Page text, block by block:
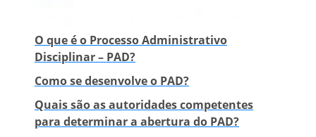
O que é o Processo Administrativo
Disciplinar – PAD?
Como se desenvolve o PAD?
Quais são as autoridades competentes
para determinar a abertura do PAD?